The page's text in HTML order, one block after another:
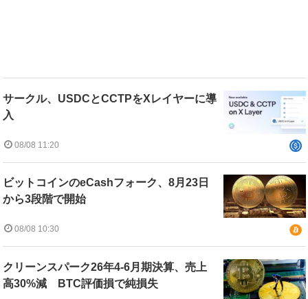
サークル、USDCとCCTPをXレイヤーに導
入
08/08 11:20
ビットコインのeCashフォーク、8月23日
から3段階で開始
08/08 10:30
クリーンスパーク26年4-6月期決算、売上
高30%減 BTC評価損で純損失